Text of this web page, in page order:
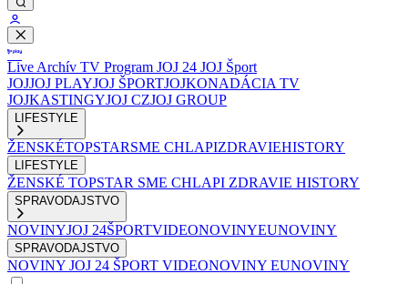
Live Archív TV Program JOJ 24 JOJ Šport
JOJJOJ PLAYJOJ ŠPORTJOJKONADÁCIA TV
JOJKASTINGYJOJ CZJOJ GROUP
LIFESTYLE
ŽENSKÉTOPSTARSME CHLAPIZDRAVIEHISTORY
LIFESTYLE
ŽENSKÉ TOPSTAR SME CHLAPI ZDRAVIE HISTORY
SPRAVODAJSTVO
NOVINYJOJ 24ŠPORTVIDEONOVINYEUNOVINY
SPRAVODAJSTVO
NOVINY JOJ 24 ŠPORT VIDEONOVINY EUNOVINY